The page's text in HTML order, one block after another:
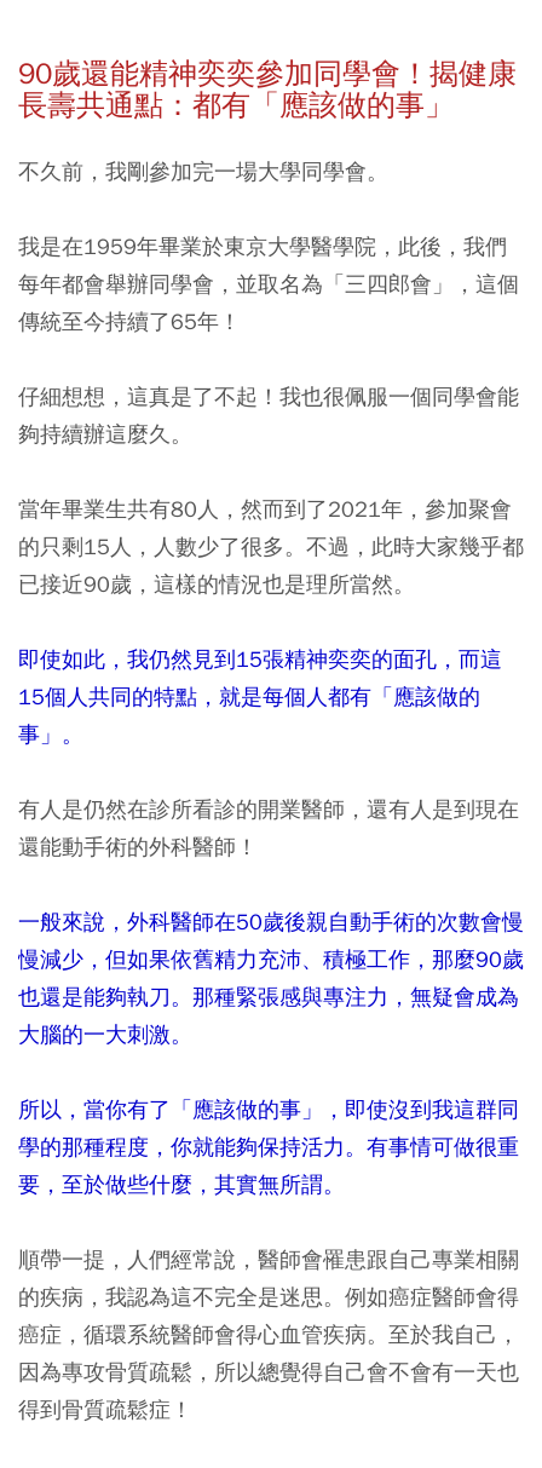
90歲還能精神奕奕參加同學會！揭健康
長壽共通點：都有「應該做的事」
不久前，我剛參加完一場大學同學會。
我是在1959年畢業於東京大學醫學院，此後，我們
每年都會舉辦同學會，並取名為「三四郎會」，這個
傳統至今持續了65年！
仔細想想，這真是了不起！我也很佩服一個同學會能
夠持續辦這麼久。
當年畢業生共有80人，然而到了2021年，參加聚會
的只剩15人，人數少了很多。不過，此時大家幾乎都
已接近90歲，這樣的情況也是理所當然。
即使如此，我仍然見到15張精神奕奕的面孔，而這
15個人共同的特點，就是每個人都有「應該做的
事」。
有人是仍然在診所看診的開業醫師，還有人是到現在
還能動手術的外科醫師！
一般來說，外科醫師在50歲後親自動手術的次數會慢
慢減少，但如果依舊精力充沛、積極工作，那麼90歲
也還是能夠執刀。那種緊張感與專注力，無疑會成為
大腦的一大刺激。
所以，當你有了「應該做的事」，即使沒到我這群同
學的那種程度，你就能夠保持活力。有事情可做很重
要，至於做些什麼，其實無所謂。
順帶一提，人們經常說，醫師會罹患跟自己專業相關
的疾病，我認為這不完全是迷思。例如癌症醫師會得
癌症，循環系統醫師會得心血管疾病。至於我自己，
因為專攻骨質疏鬆，所以總覺得自己會不會有一天也
得到骨質疏鬆症！